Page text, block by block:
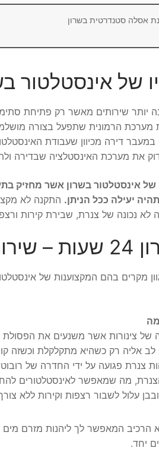
אסלה סטנדרטית בשרון
של אינסטלטור
יותר שירותים מאשר רק פתיחת
מערכת הרמונית שתפעל בצורה
במעבר דירה מכיוון שעבודת
את מערכת האינסטלציה שבדירה
של אינסטלטור בשרון אשר מחזיק
יעילה ככל הניתן. התקנה לא
לא נכונה של צנרת, שבירת קירות
מקרים בהם המקצוענות של
של צינורות אשר משנעים את הפסולת
אליה רק כשהיא מתקלקלת וכשזה
צנרת פגועה על ידי החדרה של
מה שמאפשר לאינסטלטורים
עלול לשבור רצפות וקירות ללא
הרכיב המאפשר לך ליהנות מזרם
יחד.